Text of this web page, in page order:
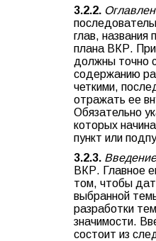
3.2.2.
глав, названия
плана ВКР.
должны точно
содержанию
четкими,
отражать ее
Обязательно
которых
пункт или
3.2.3.
ВКР. Главное
том, чтобы
выбранной
разработки
значимости.
состоит из